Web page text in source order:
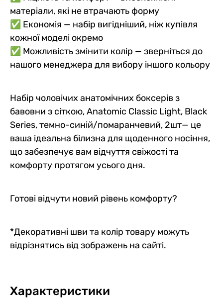
матеріали, які не втрачають форму
✅ Економія — набір вигідніший, ніж купівля
кожної моделі окремо
✅ Можливість змінити колір — зверніться до
нашого менеджера для вибору іншого кольору
Набір чоловічих анатомічних боксерів з
бавовни з сіткою, Anatomic Classic Light, Black
Series, темно-синій/помаранчевий, 2шт— це
ваша ідеальна білизна для щоденного носіння,
що забезпечує вам відчуття свіжості та
комфорту протягом усього дня.
Готові відчути новий рівень комфорту?
*Декоративні шви та колір товару можуть
відрізнятись від зображень на сайті.
Характеристики